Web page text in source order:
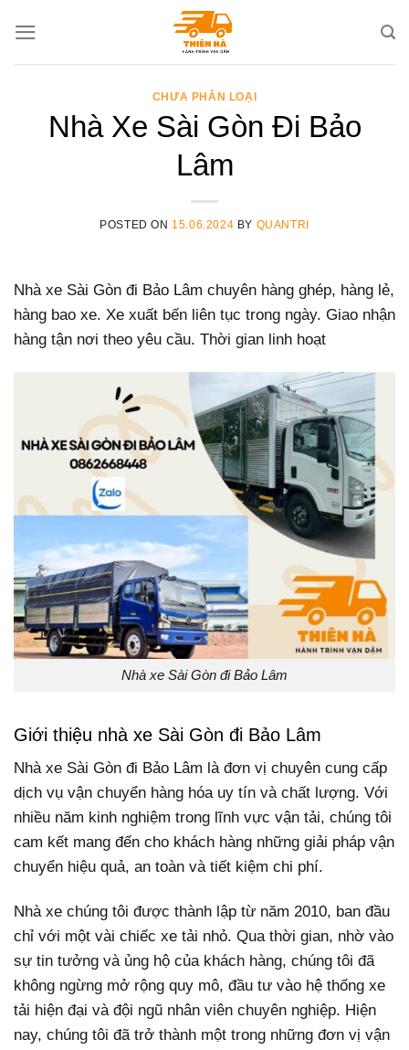
CHƯA PHÂN LOẠI
Nhà Xe Sài Gòn Đi Bảo
Lâm
POSTED ON 15.06.2024 BY QUANTRI
Nhà xe Sài Gòn đi Bảo Lâm chuyên hàng ghép, hàng lẻ,
hàng bao xe. Xe xuất bến liên tục trong ngày. Giao nhận
hàng tận nơi theo yêu cầu. Thời gian linh hoạt
Nhà xe Sài Gòn đi Bảo Lâm
Giới thiệu nhà xe Sài Gòn đi Bảo Lâm
Nhà xe Sài Gòn đi Bảo Lâm là đơn vị chuyên cung cấp
dịch vụ vận chuyển hàng hóa uy tín và chất lượng. Với
nhiều năm kinh nghiệm trong lĩnh vực vận tải, chúng tôi
cam kết mang đến cho khách hàng những giải pháp vận
chuyển hiệu quả, an toàn và tiết kiệm chi phí.
Nhà xe chúng tôi được thành lập từ năm 2010, ban đầu
chỉ với một vài chiếc xe tải nhỏ. Qua thời gian, nhờ vào
sự tin tưởng và ủng hộ của khách hàng, chúng tôi đã
không ngừng mở rộng quy mô, đầu tư vào hệ thống xe
tải hiện đại và đội ngũ nhân viên chuyên nghiệp. Hiện
nay, chúng tôi đã trở thành một trong những đơn vị vận